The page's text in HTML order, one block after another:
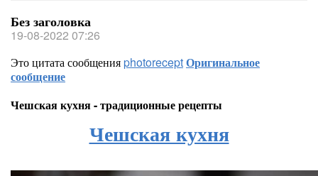
Без заголовка
19-08-2022 07:26
Это цитата сообщенияphotoreceptОригинальное
сообщение
Чешская кухня - традиционные рецепты
Чешская кухня